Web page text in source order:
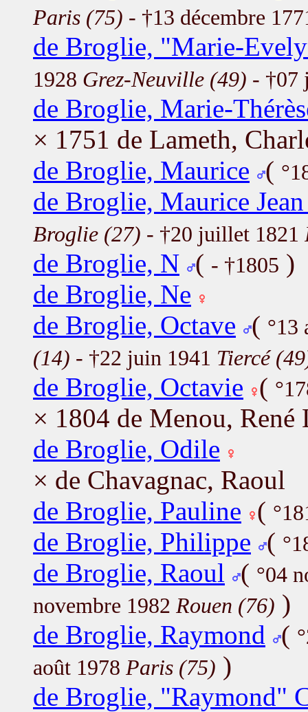
Paris (75) - †13 décembre
de Broglie, "Marie-
1928 Grez-Neuville (49) - †07
de Broglie, Marie-
× 1751 de Lameth,
de Broglie, Maurice (
de Broglie, Maurice
Broglie (27) - †20 juillet 1821
de Broglie, N ( - †1805 )
de Broglie, Ne
de Broglie, Octave ( °13
(14) - †22 juin 1941 Tiercé
de Broglie, Octavie (
× 1804 de Menou, René
de Broglie, Odile
× de Chavagnac, Raoul
de Broglie, Pauline (
de Broglie, Philippe (
de Broglie, Raoul ( °04
novembre 1982 Rouen (76) )
de Broglie, Raymond
(
août 1978 Paris (75) )
de Broglie, "Raymond"